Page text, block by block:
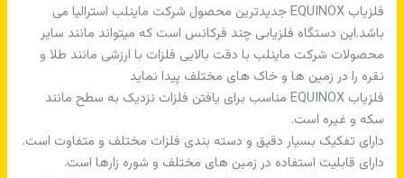
فلزیاب EQUINOX جدیدترین محصول شرکت ماینلب استرالیا می
باشد.این دستگاه فلزیابی چند فرکانس است که میتواند مانند سایر
محصولات شرکت ماینلب با دقت بالایی فلزات با ارزشی مانند طلا و
نقره را در زمین ها و خاک های مختلف پیدا نماید
فلزیاب EQUINOX مناسب برای یافتن فلزات نزدیک به سطح مانند
سکه و غیره است.
دارای تفکیک بسیار دقیق و دسته بندی فلزات مختلف و متفاوت است.
دارای قابلیت استفاده در زمین های مختلف و شوره زارها است.